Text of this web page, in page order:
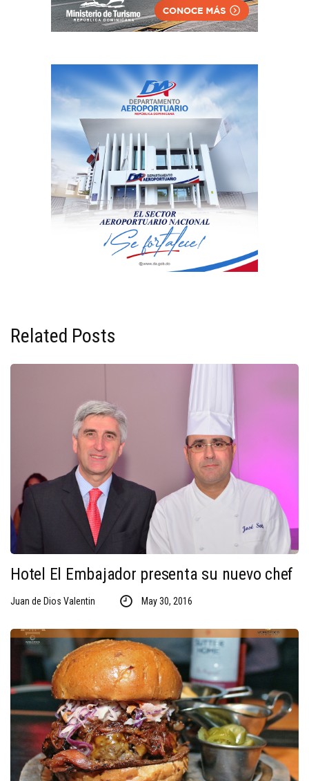
Related Posts
Hotel El Embajador presenta su nuevo chef
Juan de Dios Valentin May 30, 2016